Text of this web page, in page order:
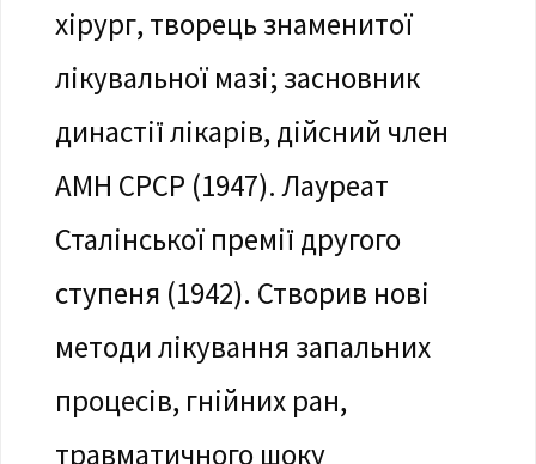
хірург, творець знаменитої
лікувальної мазі; засновник
династії лікарів, дійсний член
АМН СРСР (1947). Лауреат
Сталінської премії другого
ступеня (1942). Створив нові
методи лікування запальних
процесів, гнійних ран,
травматичного шоку